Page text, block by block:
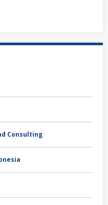
Consulting